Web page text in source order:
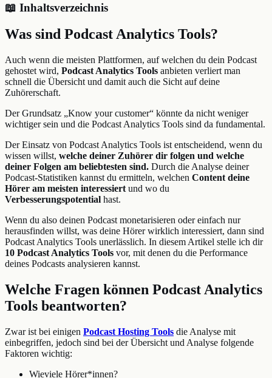
📖 Inhaltsverzeichnis
Was sind Podcast Analytics Tools?
Auch wenn die meisten Plattformen, auf welchen du dein Podcast
gehostet wird, Podcast Analytics Tools anbieten verliert man
schnell die Übersicht und damit auch die Sicht auf deine
Zuhörerschaft.
Der Grundsatz „Know your customer“ könnte da nicht weniger
wichtiger sein und die Podcast Analytics Tools sind da fundamental.
Der Einsatz von Podcast Analytics Tools ist entscheidend, wenn du
wissen willst, welche deiner Zuhörer dir folgen und welche
deiner Folgen am beliebtesten sind. Durch die Analyse deiner
Podcast-Statistiken kannst du ermitteln, welchen Content deine
Hörer am meisten interessiert und wo du
Verbesserungspotential hast.
Wenn du also deinen Podcast monetarisieren oder einfach nur
herausfinden willst, was deine Hörer wirklich interessiert, dann sind
Podcast Analytics Tools unerlässlich. In diesem Artikel stelle ich dir
10 Podcast Analytics Tools vor, mit denen du die Performance
deines Podcasts analysieren kannst.
Welche Fragen können Podcast Analytics
Tools beantworten?
Zwar ist bei einigen Podcast Hosting Tools die Analyse mit
einbegriffen, jedoch sind bei der Übersicht und Analyse folgende
Faktoren wichtig:
Wieviele Hörer*innen?